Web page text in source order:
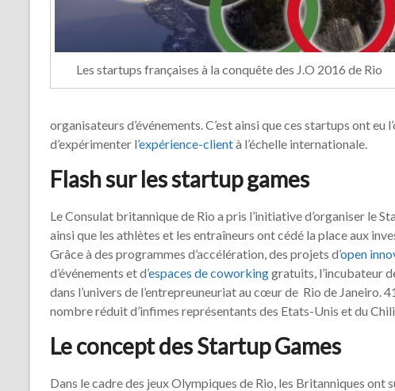
Les startups françaises à la conquête des J.O 2016 de Rio
organisateurs d’événements. C’est ainsi que ces startups ont eu
d’expérimenter l’expérience-clientà l’échelle internationale.
Flash sur les startup games
Le Consulat britannique de Rio a pris l’initiative d’organiser le
ainsi que les athlètes et les entraîneurs ont cédé la place aux
Grâce à des programmes d’accélération, des projets d’open
d’événements et d’espaces de coworkinggratuits, l’incubateur
dans l’univers de l’entrepreuneuriat au cœur de Rio de Janeiro.
nombre réduit d’infimes représentants des Etats-Unis et du
Le concept des Startup Games
Dans le cadre des jeux Olympiques de Rio, les Britanniques ont